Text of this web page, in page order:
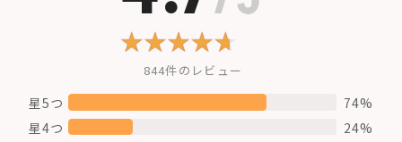
844件のレビュー
星5つ
74%
星4つ
24%